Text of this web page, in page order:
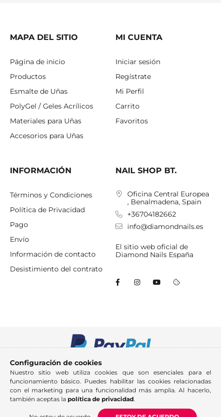
MAPA DEL SITIO
Página de inicio
Productos
Esmalte de Uñas
PolyGel / Geles Acrílicos
Materiales para Uñas
Accesorios para Uñas
MI CUENTA
Iniciar sesión
Regístrate
Mi Perfil
Carrito
Favoritos
INFORMACIÓN
Términos y Condiciones
Política de Privacidad
Pago
Envío
Información de contacto
Desistimiento del contrato
NAIL SHOP BT.
Oficina Central Europea
, Benalmadena, Spain
+36704182662
info@diamondnails.es
El sitio web oficial de
Diamond Nails España
Configuración de cookies
Nuestro sitio web utiliza cookies que son esenciales para el
funcionamiento básico. Puedes habilitar las cookies relacionadas
con el marketing para una funcionalidad más amplia. Al hacerlo,
también aceptas la política de privacidad.